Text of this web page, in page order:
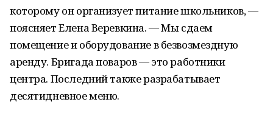
которому он организует питание школьников, —
поясняет Елена Веревкина. — Мы сдаем
помещение и оборудование в безвозмездную
аренду. Бригада поваров — это работники
центра. Последний также разрабатывает
десятидневное меню.